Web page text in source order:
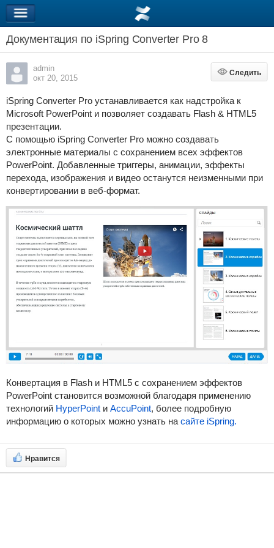
Документация по iSpring Converter Pro 8
admin
окт 20, 2015
Следить
Следить
iSpring Converter Pro устанавливается как надстройка к
Microsoft PowerPoint и позволяет создавать Flash & HTML5
презентации.
С помощью iSpring Converter Pro можно создавать
электронные материалы с сохранением всех эффектов
PowerPoint. Добавленные триггеры, анимации, эффекты
перехода, изображения и видео останутся неизменными при
конвертировании в веб-формат.
Конвертация в Flash и HTML5 с сохранением эффектов
PowerPoint становится возможной благодаря применению
технологий HyperPointи AccuPoint, более подробную
информацию о которых можно узнать на сайте iSpring.
Нравится